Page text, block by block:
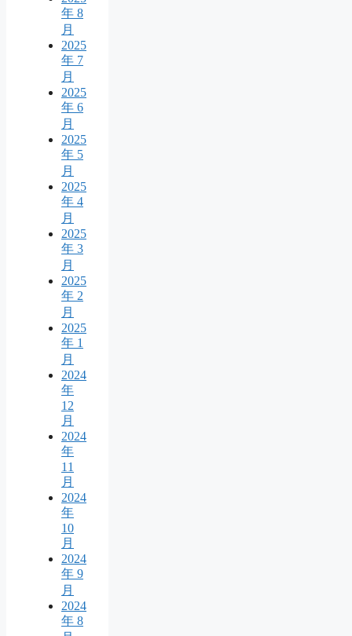
年 8
月
2025
年 7
月
2025
年 6
月
2025
年 5
月
2025
年 4
月
2025
年 3
月
2025
年 2
月
2025
年 1
月
2024
年
12
月
2024
年
11
月
2024
年
10
月
2024
年 9
月
2024
年 8